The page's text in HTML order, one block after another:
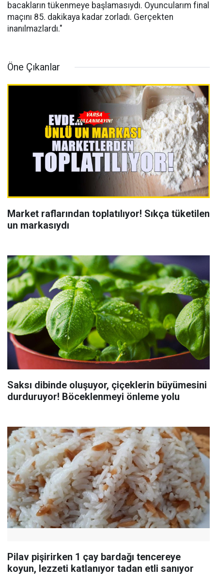
bacakların tükenmeye başlamasıydı. Oyuncularım final
maçını 85. dakikaya kadar zorladı. Gerçekten
inanılmazlardı."
Öne Çıkanlar
Market raflarından toplatılıyor! Sıkça tüketilen
un markasıydı
Saksı dibinde oluşuyor, çiçeklerin büyümesini
durduruyor! Böceklenmeyi önleme yolu
Pilav pişirirken 1 çay bardağı tencereye
koyun, lezzeti katlanıyor tadan etli sanıyor